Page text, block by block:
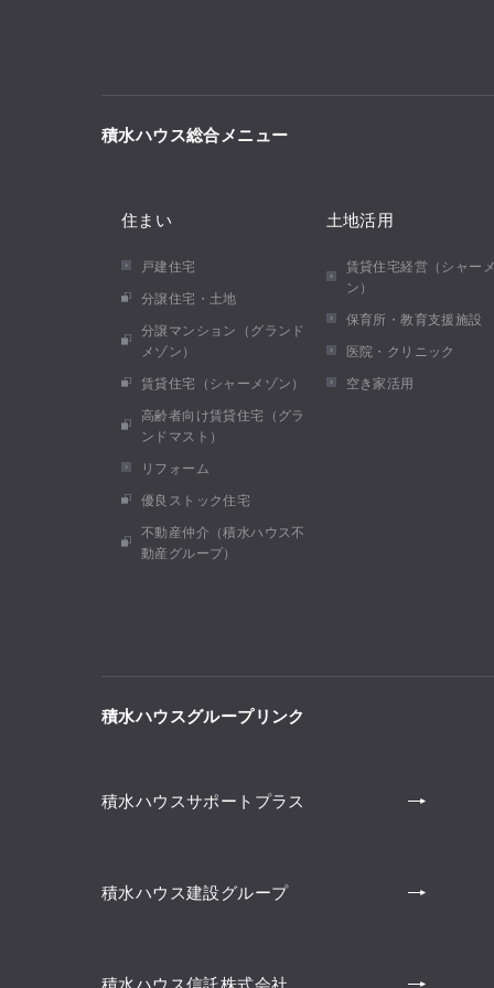
積水ハウス総合メニュー
住まい
戸建住宅
分譲住宅・土地
分譲マンション（グランド
メゾン）
賃貸住宅（シャーメゾン）
高齢者向け賃貸住宅（グラ
ンドマスト）
リフォーム
優良ストック住宅
不動産仲介（積水ハウス不
動産グループ）
土地活用
賃貸住宅経営（シャー
ン）
保育所・教育支援施設
医院・クリニック
空き家活用
積水ハウスグループリンク
積水ハウスサポートプラス
積水ハウス建設グループ